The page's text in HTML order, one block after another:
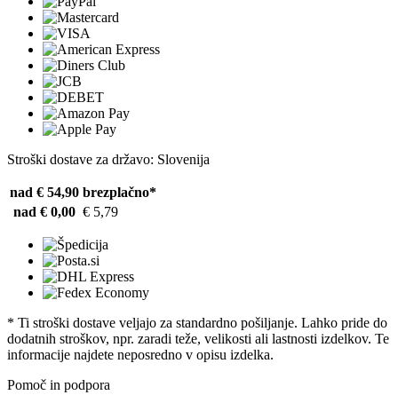
Stroški dostave za državo: Slovenija
nad € 54,90 brezplačno*
nad € 0,00 € 5,79
* Ti stroški dostave veljajo za standardno pošiljanje. Lahko pride do
dodatnih stroškov, npr. zaradi teže, velikosti ali lastnosti izdelkov. Te
informacije najdete neposredno v opisu izdelka.
Pomoč in podpora